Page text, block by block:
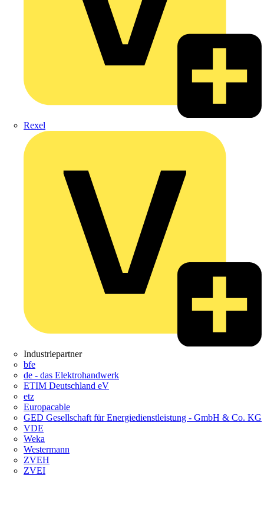
Rexel
Industriepartner
bfe
de - das Elektrohandwerk
ETIM Deutschland eV
etz
Europacable
GED Gesellschaft für Energiedienstleistung - GmbH & Co. KG
VDE
Weka
Westermann
ZVEH
ZVEI